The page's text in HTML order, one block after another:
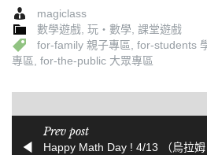
magiclass
數學遊戲, 玩‧數學, 課堂遊戲
for-family 親子專區, for-students
專區, for-the-public 大眾專區
Prev post
Happy Math Day ! 4/13 （烏拉姆